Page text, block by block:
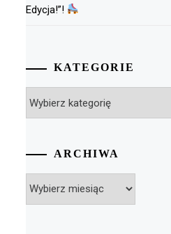
Edycja!”!
KATEGORIE
ARCHIWA